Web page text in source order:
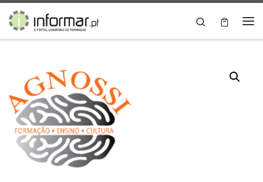
Skip to content
Search